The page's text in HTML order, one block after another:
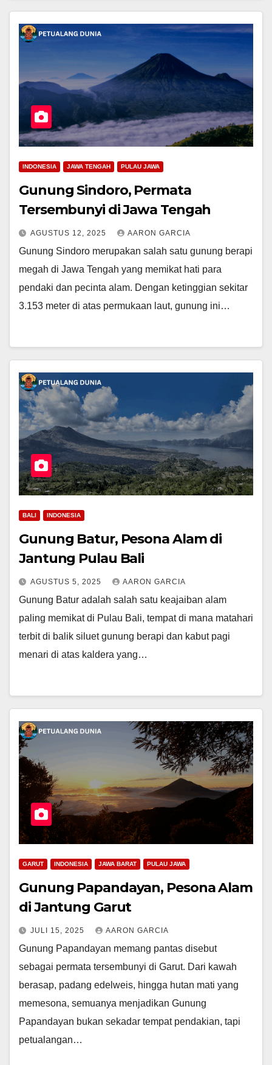
INDONESIA JAWA TENGAH PULAU JAWA
Gunung Sindoro, Permata
Tersembunyi di Jawa Tengah
AGUSTUS 12, 2025 AARON GARCIA
Gunung Sindoro merupakan salah satu gunung berapi
megah di Jawa Tengah yang memikat hati para
pendaki dan pecinta alam. Dengan ketinggian sekitar
3.153 meter di atas permukaan laut, gunung ini…
BALI INDONESIA
Gunung Batur, Pesona Alam di
Jantung Pulau Bali
AGUSTUS 5, 2025 AARON GARCIA
Gunung Batur adalah salah satu keajaiban alam
paling memikat di Pulau Bali, tempat di mana matahari
terbit di balik siluet gunung berapi dan kabut pagi
menari di atas kaldera yang…
GARUT INDONESIA JAWA BARAT PULAU JAWA
Gunung Papandayan, Pesona Alam
di Jantung Garut
JULI 15, 2025 AARON GARCIA
Gunung Papandayan memang pantas disebut
sebagai permata tersembunyi di Garut. Dari kawah
berasap, padang edelweis, hingga hutan mati yang
memesona, semuanya menjadikan Gunung
Papandayan bukan sekadar tempat pendakian, tapi
petualangan…